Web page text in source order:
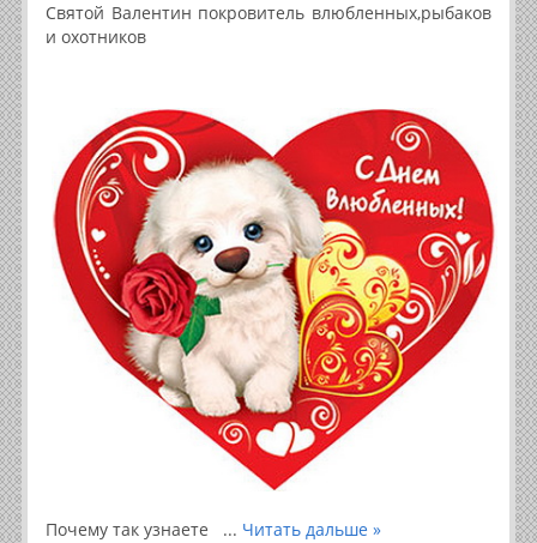
Святой Валентин покровитель влюбленных,рыбаков
и охотников
Почему так узнаете ... Читать дальше »